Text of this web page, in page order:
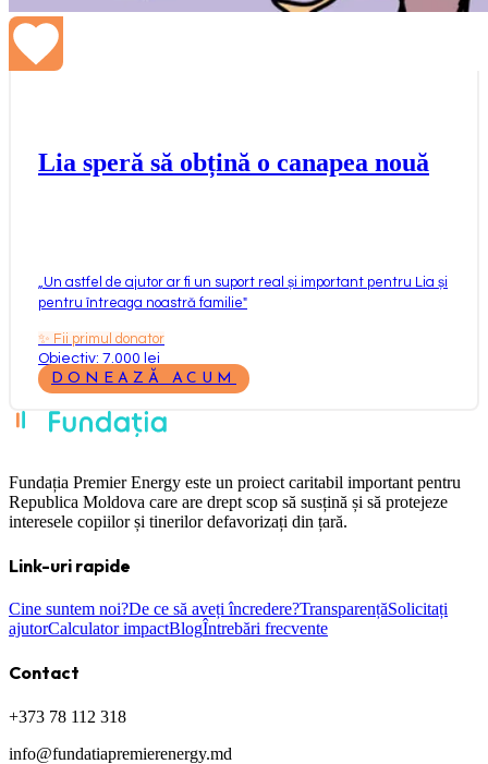
Lia speră să obțină o canapea nouă
Un astfel de ajutor ar fi un suport real și important pentru Lia și
pentru întreaga noastră familie"
✨ Fii primul donator
Obiectiv: 7.000 lei
DONEAZĂ ACUM
Fundația Premier Energy este un proiect caritabil important pentru
Republica Moldova care are drept scop să susțină și să protejeze
interesele copiilor și tinerilor defavorizați din țară.
Link-uri rapide
Cine suntem noi?De ce să aveți încredere?TransparențăSolicitați
ajutorCalculator impactBlogÎntrebări frecvente
Contact
+373 78 112 318
info@fundatiapremierenergy.md